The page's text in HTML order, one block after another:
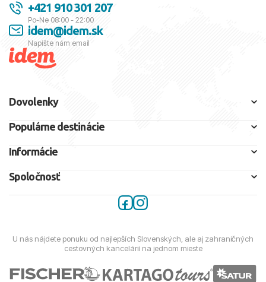
+421 910 301 207
Po-Ne 08:00 - 22:00
idem@idem.sk
Napíšte nám email
Dovolenky
Populárne destinácie
Informácie
Spoločnosť
U nás nájdete ponuku od najlepších Slovenských, ale aj zahraničných
cestovných kancelárií na jednom mieste